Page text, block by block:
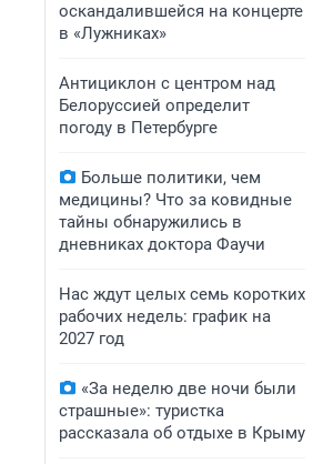
оскандалившейся на концерте
в «Лужниках»
Антициклон с центром над
Белоруссией определит
погоду в Петербурге
Больше политики, чем
медицины? Что за ковидные
тайны обнаружились в
дневниках доктора Фаучи
Нас ждут целых семь коротких
рабочих недель: график на
2027 год
«За неделю две ночи были
страшные»: туристка
рассказала об отдыхе в Крыму